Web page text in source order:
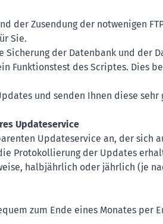
der Zusendung der notwenigen
Sie.
Sicherung der Datenbank und der
Funktionstest des Scriptes. Dies
und senden Ihnen diese sehr
Updateservice
Updateservice an, der sich
Protokollierung der Updates
halbjährlich oder jährlich (je
zum Ende eines Monates per